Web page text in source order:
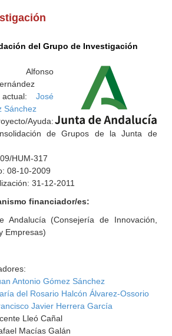
del Grupo de Investigación
Alfonso
actual: José
Sánchez
Ayuda:
de Grupos de la Junta de
HUM-317
08-10-2009
31-12-2011
financiador/es:
Andalucía (Consejería de Innovación,
Empresas)
Antonio Gómez Sánchez
del Rosario Halcón Álvarez-Ossorio
Javier Herrera García
Lleó Cañal
Macías Galán